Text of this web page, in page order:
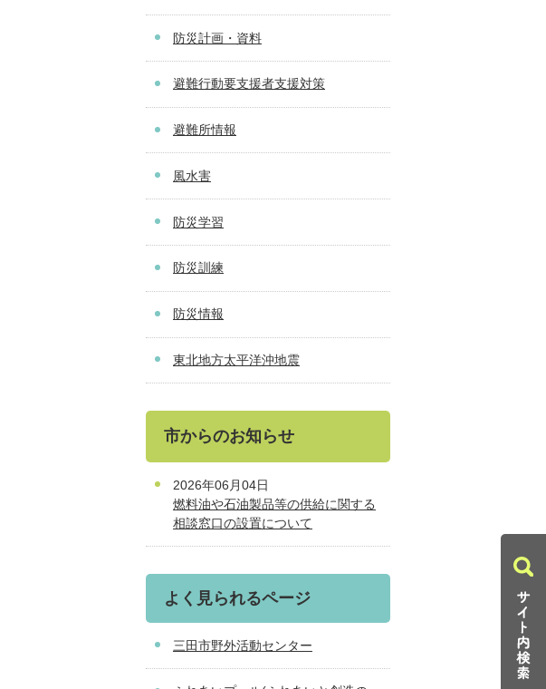
防災計画・資料
避難行動要支援者支援対策
避難所情報
風水害
防災学習
防災訓練
防災情報
東北地方太平洋沖地震
市からのお知らせ
2026年06月04日
燃料油や石油製品等の供給に関する
相談窓口の設置について
よく見られるページ
三田市野外活動センター